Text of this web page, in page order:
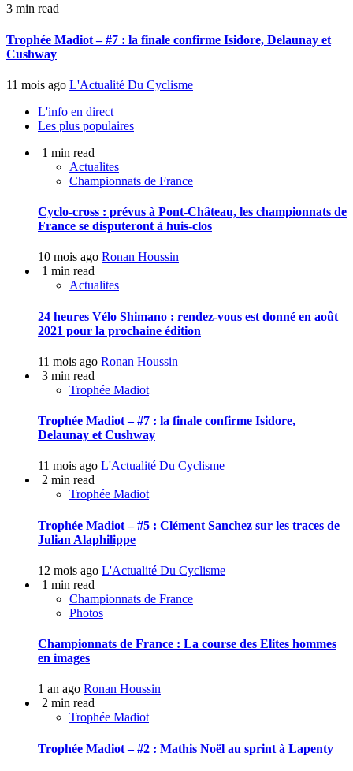
3 min read
Trophée Madiot – #7 : la finale confirme Isidore, Delaunay et
Cushway
11 mois ago L'Actualité Du Cyclisme
L'info en direct
Les plus populaires
1 min read
Actualites
Championnats de France
Cyclo-cross : prévus à Pont-Château, les championnats de
France se disputeront à huis-clos
10 mois ago Ronan Houssin
1 min read
Actualites
24 heures Vélo Shimano : rendez-vous est donné en août
2021 pour la prochaine édition
11 mois ago Ronan Houssin
3 min read
Trophée Madiot
Trophée Madiot – #7 : la finale confirme Isidore,
Delaunay et Cushway
11 mois ago L'Actualité Du Cyclisme
2 min read
Trophée Madiot
Trophée Madiot – #5 : Clément Sanchez sur les traces de
Julian Alaphilippe
12 mois ago L'Actualité Du Cyclisme
1 min read
Championnats de France
Photos
Championnats de France : La course des Elites hommes
en images
1 an ago Ronan Houssin
2 min read
Trophée Madiot
Trophée Madiot – #2 : Mathis Noël au sprint à Lapenty